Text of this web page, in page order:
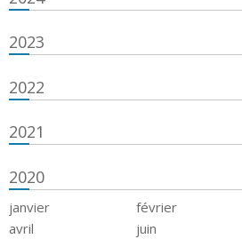
2023
2022
2021
2020
janvier février
avril
juin